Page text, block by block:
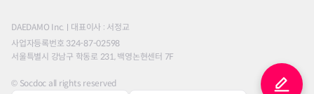
DAEDAMO Inc.
대표이사 : 서정교
사업자등록번호 324-87-02598
서울특별시 강남구 학동로 231, 백영논현센터 7F
© Socdoc all rights reserved